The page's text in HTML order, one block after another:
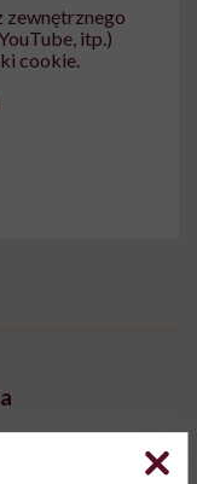
zewnętrznego
itp.)
cookie.
politolożka,
kiedy pamięta, a w